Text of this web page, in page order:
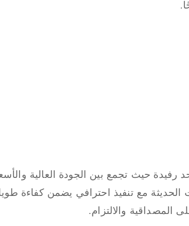
حيث تجمع بين الجودة العالية
الحديثة مع تنفيذ احترافي يضمن كفاءة
المصداقية والالتزام.